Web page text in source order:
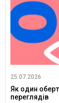
25.07.2026
Як один
переглядів